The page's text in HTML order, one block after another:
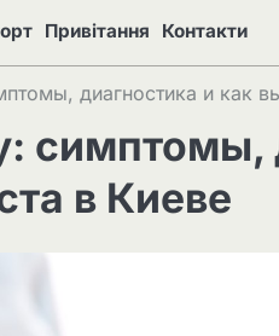
Привітання Контакти
диагностика и как
симптомы,
в Киеве